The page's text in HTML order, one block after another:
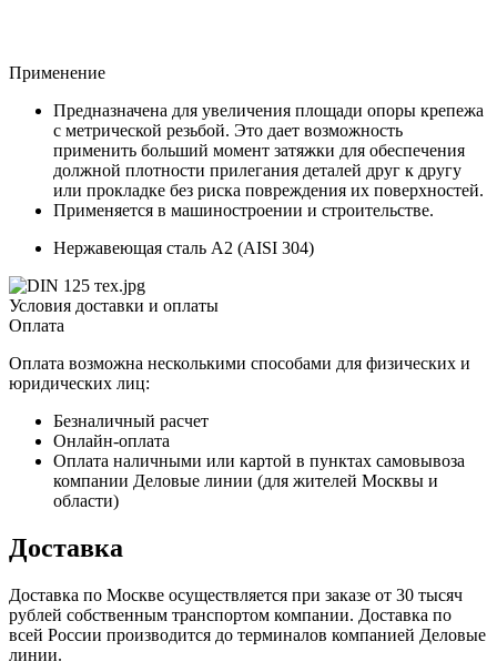
Применение
Предназначена для увеличения площади опоры крепежа
с метрической резьбой. Это дает возможность
применить больший момент затяжки для обеспечения
должной плотности прилегания деталей друг к другу
или прокладке без риска повреждения их поверхностей.
Применяется в машиностроении и строительстве.
Нержавеющая сталь A2 (AISI 304)
Условия доставки и оплаты
Оплата
Оплата возможна несколькими способами для физических и
юридических лиц:
Безналичный расчет
Онлайн-оплата
Оплата наличными или картой в пунктах самовывоза
компании Деловые линии (для жителей Москвы и
области)
Доставка
Доставка по Москве осуществляется при заказе от 30 тысяч
рублей собственным транспортом компании. Доставка по
всей России производится до терминалов компанией Деловые
линии.